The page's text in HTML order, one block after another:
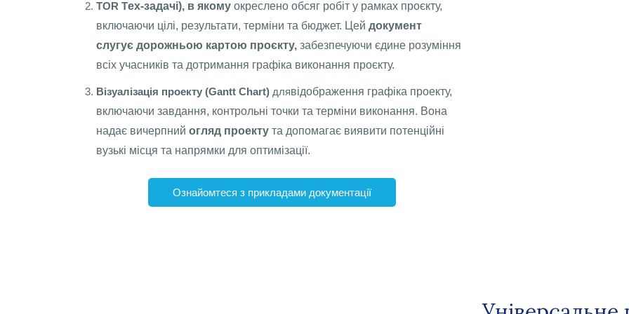
ТOR Tех-задачі), в якому окреслено обсяг робіт у рамках проєкту,
включаючи цілі, результати, терміни та бюджет. Цей документ
слугує дорожньою картою проєкту, забезпечуючи єдине розуміння
всіх учасників та дотримання графіка виконання проєкту.
Візуалізація проекту (Gantt Chart) длявідображення графіка проекту,
включаючи завдання, контрольні точки та терміни виконання. Вона
надає вичерпний огляд проекту та допомагає виявити потенційні
вузькі місця та напрямки для оптимізації.
Ознайомтеся з прикладами документації